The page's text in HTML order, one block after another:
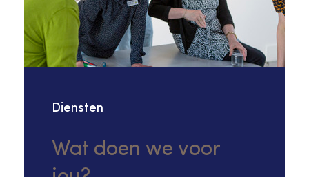
Wat doen we voor
Diensten